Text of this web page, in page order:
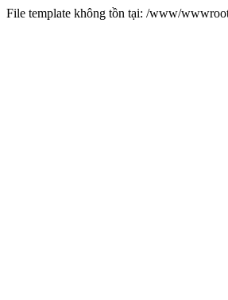
File template không tồn tại: /www/